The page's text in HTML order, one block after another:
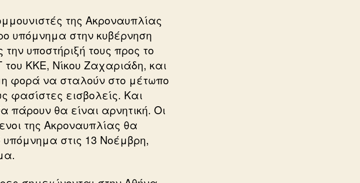
της Ακροναυπλίας
υπόμνημα στην κυβέρνηση
υποστήριξή τους προς το
ΚΚΕ, Νίκου Ζαχαριάδη, και
φορά να σταλούν στο μέτωπο
φασίστες εισβολείς. Και
πάρουν θα είναι αρνητική. Οι
της Ακροναυπλίας θα
υπόμνημα στις 13 Νοέμβρη,